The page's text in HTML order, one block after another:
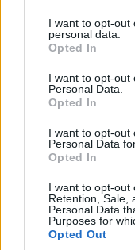
not limited to your
grant or deny
use your data for
consent section.
I want to opt-out
personal data.
Opted In
I want to opt-out
Personal Data.
Opted In
I want to opt-out
Personal Data
Opted In
I want to opt-out
Retention, Sale,
Personal Data
Purposes for
Opted Out
ΚΟΙΝΩΝΊΑ
Με επιτυχία
ολοκληρώθηκε ο
50ός
κυπρίνου του
Πτολεμαΐδας
9 Αυγούστου 2026,